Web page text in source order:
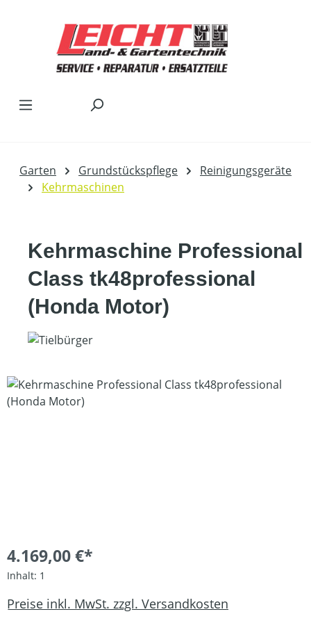
Garten Grundstückspflege
Reinigungsgeräte
Kehrmaschinen
Kehrmaschine Professional
Class tk48professional
(Honda Motor)
Bildergalerie überspringen
4.169,00 €*
Inhalt: 1
Preise inkl. MwSt. zzgl. Versandkosten